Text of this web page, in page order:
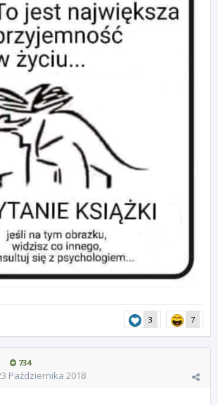
3 7
734
Października 2018